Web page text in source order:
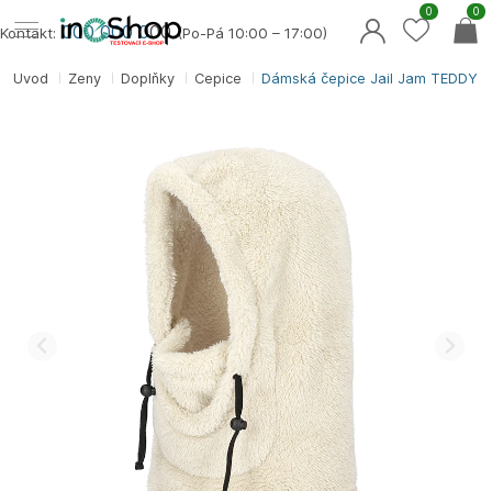
Úvod Ženy Doplňky Čepice Dámská čepice Jail Jam TEDDY
Kontakt: 000 000 000(Po-Pá 10:00 – 17:00)
0
0